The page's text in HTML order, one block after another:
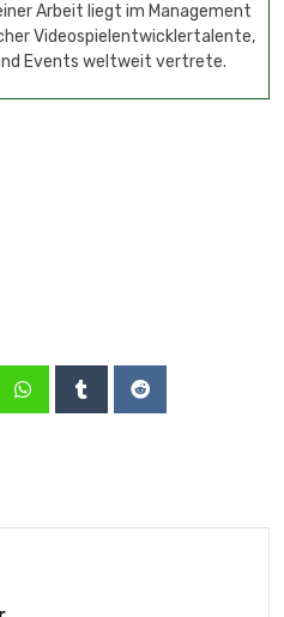
Arbeit liegt im Management
Videospielentwicklertalente,
Events weltweit vertrete.